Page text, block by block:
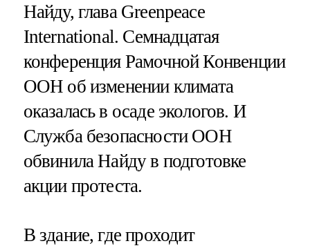
Найду, глава Greenpeace
International. Семнадцатая
конференция Рамочной Конвенции
ООН об изменении климата
оказалась в осаде экологов. И
Служба безопасности ООН
обвинила Найду в подготовке
акции протеста.
В здание, где проходит